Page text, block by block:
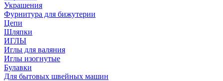
Украшения
Фурнитура для бижутерии
Цепи
Шляпки
ИГЛЫ
Иглы для валяния
Иглы изогнутые
Булавки
Для бытовых швейных машин